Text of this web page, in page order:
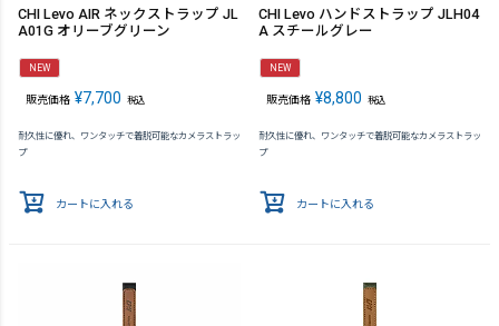
CHI Levo AIR ネックストラップ JL
A01G オリーブグリーン
NEW
販売価格 ¥7,700 税込
耐久性に優れ、ワンタッチで着脱可能なカメラストラッ
プ
カートに入れる
CHI Levo ハンドストラップ JLH04
A スチールグレー
NEW
販売価格 ¥8,800 税込
耐久性に優れ、ワンタッチで着脱可能なカメラストラッ
プ
カートに入れる